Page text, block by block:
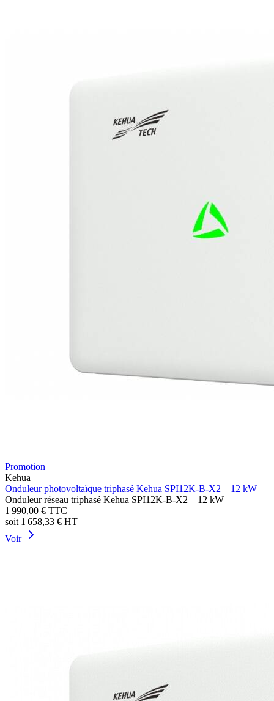
Promotion
Kehua
Onduleur photovoltaïque triphasé Kehua SPI12K-B-X2 – 12 kW
Onduleur réseau triphasé Kehua SPI12K-B-X2 – 12 kW
1 990,00 € TTC
soit 1 658,33 € HT
Voir